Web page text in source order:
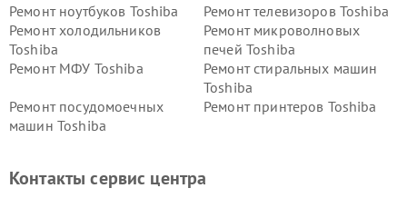
Ремонт ноутбуков Toshiba
Ремонт телевизоров Toshiba
Ремонт холодильников
Toshiba
Ремонт микроволновых
печей Toshiba
Ремонт МФУ Toshiba
Ремонт стиральных машин
Toshiba
Ремонт посудомоечных
машин Toshiba
Ремонт принтеров Toshiba
Контакты сервис центра